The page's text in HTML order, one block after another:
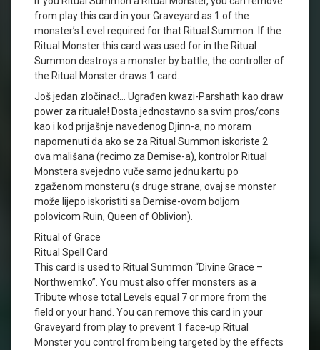
from play this card in your Graveyard as 1 of the
monster’s Level required for that Ritual Summon. If the
Ritual Monster this card was used for in the Ritual
Summon destroys a monster by battle, the controller of
the Ritual Monster draws 1 card.
Još jedan zločinac!… Ugrađen kwazi-Parshath kao draw
power za rituale! Dosta jednostavno sa svim pros/cons
kao i kod prijašnje navedenog Djinn-a, no moram
napomenuti da ako se za Ritual Summon iskoriste 2
ova mališana (recimo za Demise-a), kontrolor Ritual
Monstera svejedno vuče samo jednu kartu po
zgaženom monsteru (s druge strane, ovaj se monster
može lijepo iskoristiti sa Demise-ovom boljom
polovicom Ruin, Queen of Oblivion).
Ritual of Grace
Ritual Spell Card
This card is used to Ritual Summon “Divine Grace –
Northwemko”. You must also offer monsters as a
Tribute whose total Levels equal 7 or more from the
field or your hand. You can remove this card in your
Graveyard from play to prevent 1 face-up Ritual
Monster you control from being targeted by the effects